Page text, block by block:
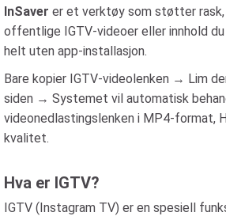
InSaver er et verktøy som støtter
offentlige IGTV-videoer eller innhold
helt uten app-installasjon.
Bare kopier IGTV-videolenken → Lim
siden → Systemet vil automatisk
videonedlastingslenken i MP4-format,
kvalitet.
Hva er IGTV?
IGTV (Instagram TV) er en spesiell